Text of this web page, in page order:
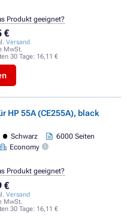
€
Versand
MwSt.
30 Tage: 16,11 €
Produkt geeignet?
HP 55A (CE255A), black
Schwarz
6000 Seiten
Economy
€
Versand
MwSt.
30 Tage: 16,11 €
Produkt geeignet?